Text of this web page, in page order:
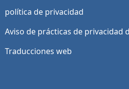
política de privacidad
Aviso de prácticas de privacidad
Traducciones web